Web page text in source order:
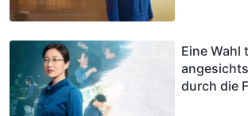
Eine Wahl
durch die